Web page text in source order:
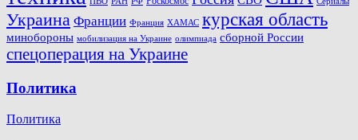
Украина Франции Франция ХАМАС курская область
минобороны мобилизация на Украине олимпиада сборной России
спецоперация на Украине
Политика
Политика